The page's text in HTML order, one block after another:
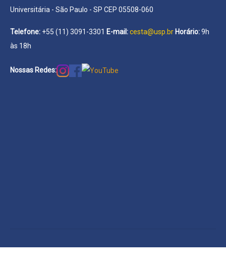
Universitária - São Paulo - SP CEP 05508-060
Telefone: +55 (11) 3091-3301 E-mail:cesta@usp.br Horário:9h
às 18h
Nossas Redes: